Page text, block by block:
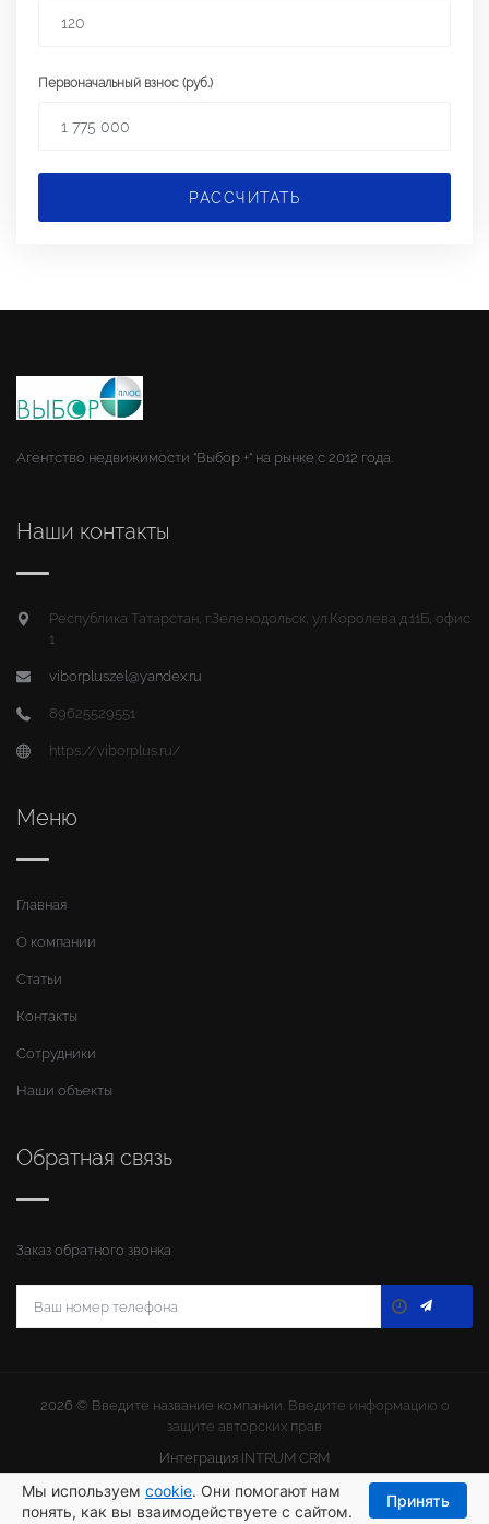
Первоначальный взнос (руб.)
РАССЧИТАТЬ
Мы используем cookie. Они помогают нам
понять, как вы взаимодействуете с сайтом.
Принять
Агентство недвижимости "Выбор +" на рынке с 2012 года.
Наши контакты
Республика Татарстан, г.Зеленодольск, ул.Королева д.11Б, офис
1
viborpluszel@yandex.ru
89625529551
https://viborplus.ru/
Меню
Главная
О компании
Статьи
Контакты
Сотрудники
Наши объекты
Обратная связь
Заказ обратного звонка
2026 © Введите название компании. Введите информацию о
защите авторских прав
Интеграция INTRUM CRM